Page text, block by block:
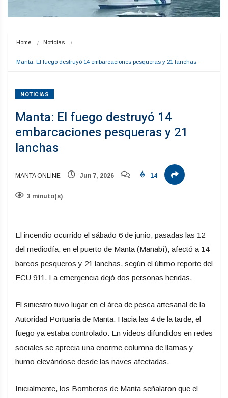
Home Noticias
Manta: El fuego destruyó 14 embarcaciones pesqueras y 21 lanchas
NOTICIAS
Manta: El fuego destruyó 14
embarcaciones pesqueras y 21
lanchas
MANTA ONLINE Jun 7, 2026 14
3 minuto(s)
El incendio ocurrido el sábado 6 de junio, pasadas las 12
del mediodía, en el puerto de Manta (Manabí), afectó a 14
barcos pesqueros y 21 lanchas, según el último reporte del
ECU 911. La emergencia dejó dos personas heridas.
El siniestro tuvo lugar en el área de pesca artesanal de la
Autoridad Portuaria de Manta. Hacia las 4 de la tarde, el
fuego ya estaba controlado. En videos difundidos en redes
sociales se aprecia una enorme columna de llamas y
humo elevándose desde las naves afectadas.
Inicialmente, los Bomberos de Manta señalaron que el